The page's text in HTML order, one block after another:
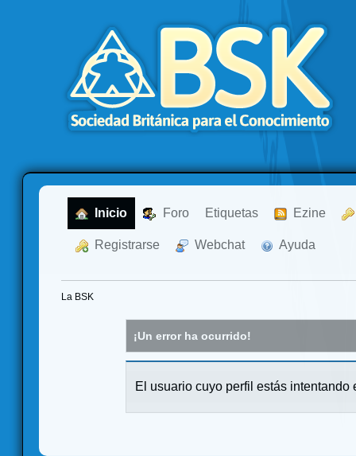
Inicio Foro Etiquetas Ezine
Registrarse Webchat Ayuda
La BSK
¡Un error ha ocurrido!
El usuario cuyo perfil estás intentando